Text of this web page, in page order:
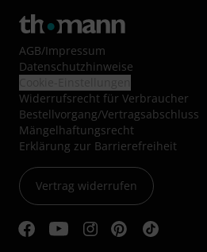
AGB/Impressum
Datenschutzhinweise
Widerrufsrecht für Verbraucher
Bestellvorgang/Vertragsabschluss
Mängelhaftungsrecht
Erklärung zur Barrierefreiheit
Vertrag widerrufen